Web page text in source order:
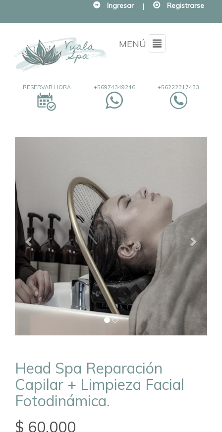
Ingresar | Registrarse
MENÚ Menu
+56222317433
+56974349246
RESERVAR HORA
Head Spa Reparación
Capilar + Limpieza Facial
Fotodinámica.
$ 60.000